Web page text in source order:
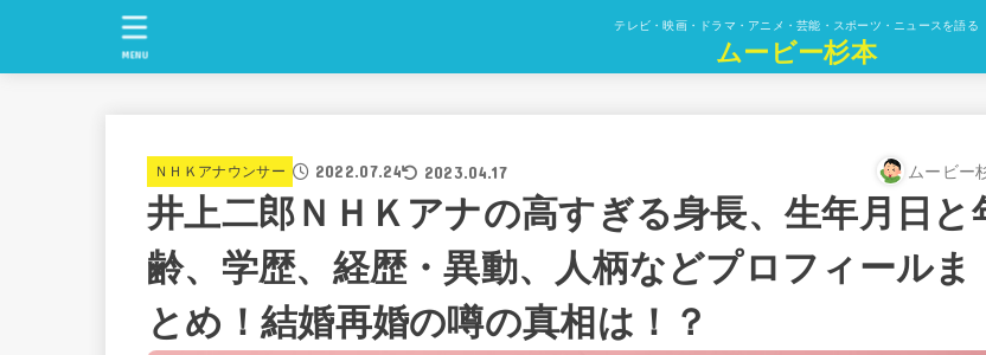
テレビ・映画・ドラマ・アニメ・芸能・スポーツ・ニュースを語る
ムービー杉本
MENU
ＮＨＫアナウンサー 2022.07.24 2023.04.17 ムービー
井上二郎ＮＨＫアナの高すぎる身長、生年月日と
齢、学歴、経歴・異動、人柄などプロフィールま
とめ！結婚再婚の噂の真相は！？